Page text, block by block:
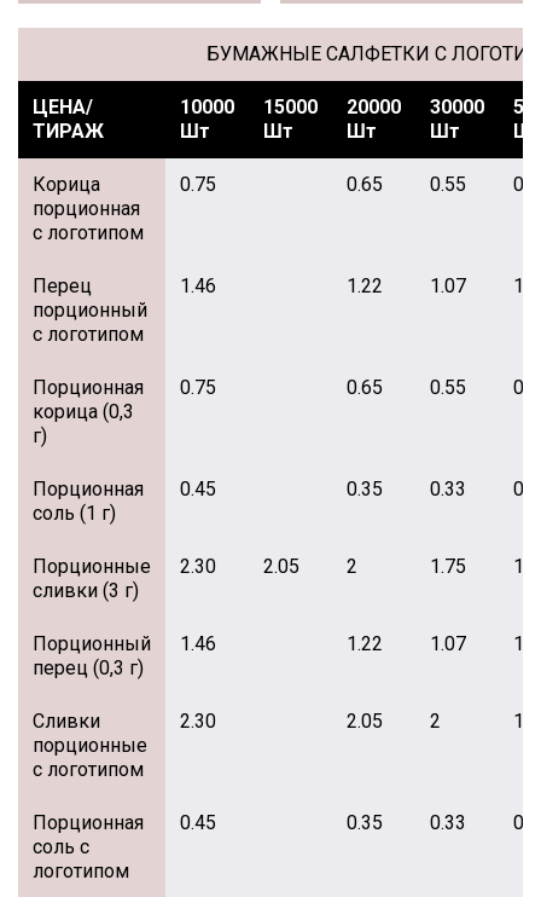
БУМАЖНЫЕ САЛФЕТКИ С
ЦЕНА/
ТИРАЖ
10000
Шт
15000
Шт
20000
Шт
30000
Шт
Корица
порционная
с логотипом
0.75 0.65 0.55
Перец
порционный
с логотипом
1.46 1.22 1.07
Порционная
корица (0,3
г)
0.75 0.65 0.55
Порционная
соль (1 г)
0.45 0.35 0.33
Порционные
сливки (3 г)
2.30 2.05 2 1.75
Порционный
перец (0,3 г)
1.46 1.22 1.07
Сливки
порционные
с логотипом
2.30 2.05 2
Порционная
соль с
логотипом
0.45 0.35 0.33